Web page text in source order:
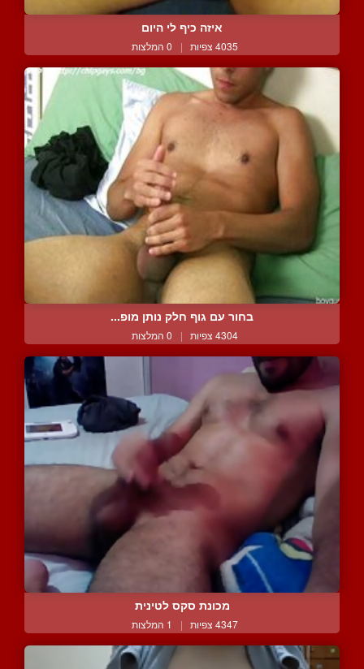
איזה כיף לי היום
4035 צפיות | 0 המלצות
בחור עם גוף חלק נותן מופ...
4304 צפיות | 0 המלצות
מכונת סקס לטינית
4347 צפיות | 1 המלצות